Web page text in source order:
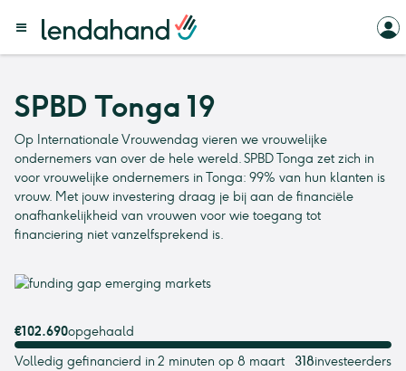
SPBD Tonga 19
Op Internationale Vrouwendag vieren we vrouwelijke
ondernemers van over de hele wereld. SPBD Tonga zet zich in
voor vrouwelijke ondernemers in Tonga: 99% van hun klanten is
vrouw. Met jouw investering draag je bij aan de financiële
onafhankelijkheid van vrouwen voor wie toegang tot
financiering niet vanzelfsprekend is.
€102.690opgehaald
Volledig gefinancierd in 2 minuten op 8 maart
318investeerders